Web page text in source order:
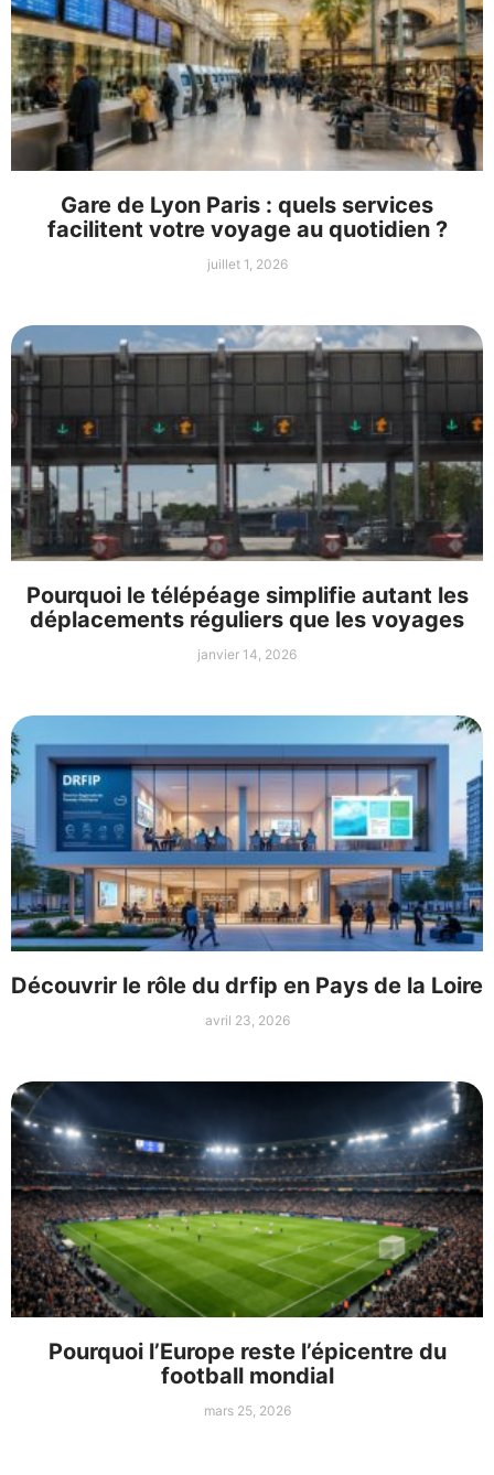
Gare de Lyon Paris : quels services
facilitent votre voyage au quotidien ?
juillet 1, 2026
Pourquoi le télépéage simplifie autant les
déplacements réguliers que les voyages
janvier 14, 2026
Découvrir le rôle du drfip en Pays de la Loire
avril 23, 2026
Pourquoi l’Europe reste l’épicentre du
football mondial
mars 25, 2026